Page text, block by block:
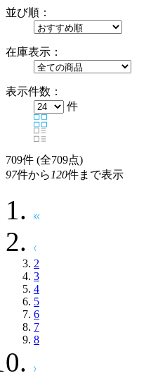
並び順：
在庫表示：
表示件数：
件
709件 (全709点)
97件から 120件まで表示
2
3
4
5
6
7
8